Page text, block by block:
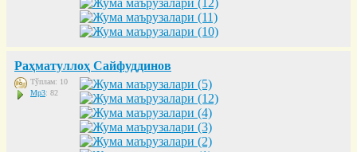
Раҳматуллоҳ Сайфуддинов
Тўплам: 10
Mp3: 82